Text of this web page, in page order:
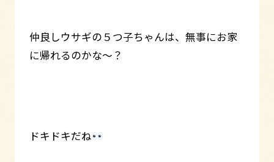
仲良しウサギの５つ子ちゃんは、無事にお家
に帰れるのかな～？
ドキドキだね